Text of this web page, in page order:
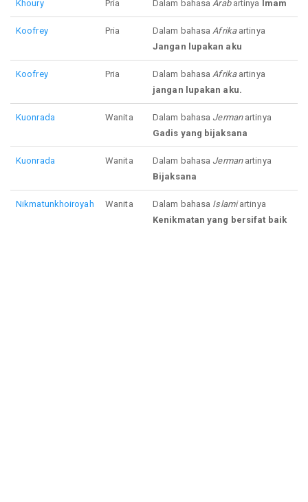
Khoury Pria Dalam bahasaArabartinya Imam
Koofrey Pria Dalam bahasaAfrikaartinya
Jangan lupakan aku
Koofrey Pria Dalam bahasaAfrikaartinya
jangan lupakan aku.
Kuonrada Wanita Dalam bahasa Jermanartinya
Gadis yang bijaksana
Kuonrada Wanita Dalam bahasa Jermanartinya
Bijaksana
Nikmatunkhoiroyah Wanita Dalam bahasa Islamiartinya
Kenikmatan yang bersifat baik